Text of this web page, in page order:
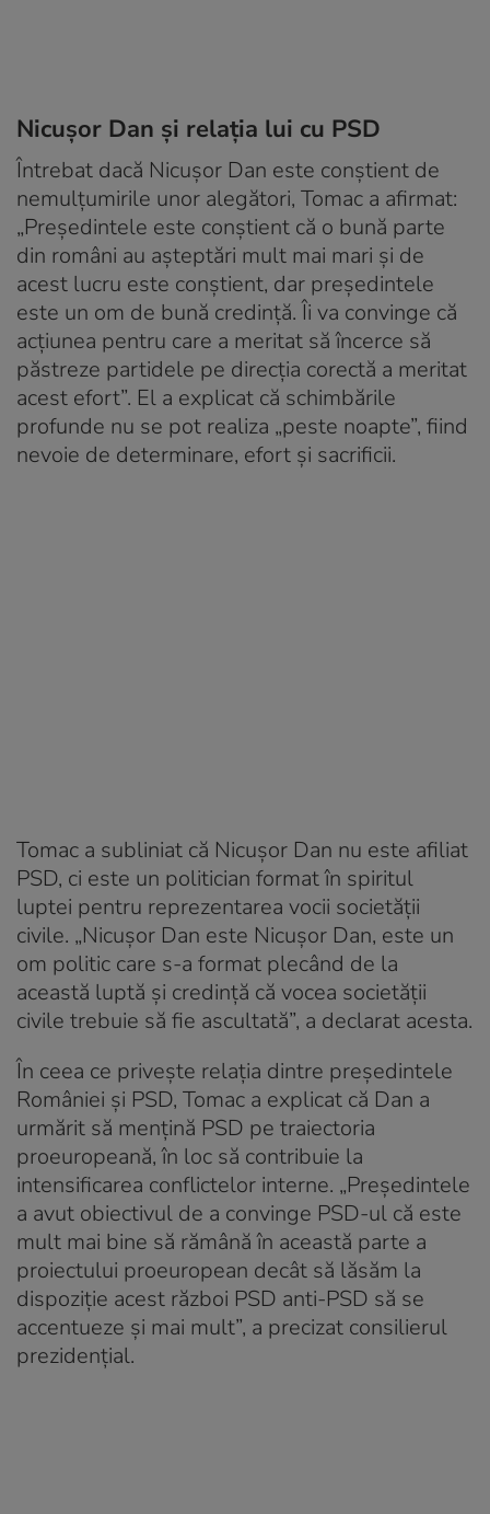
Nicușor Dan și relația lui cu PSD
Întrebat dacă Nicușor Dan este conștient de
nemulțumirile unor alegători, Tomac a afirmat:
„Președintele este conștient că o bună parte
din români au așteptări mult mai mari și de
acest lucru este conștient, dar președintele
este un om de bună credință. Îi va convinge că
acțiunea pentru care a meritat să încerce să
păstreze partidele pe direcția corectă a meritat
acest efort”. El a explicat că schimbările
profunde nu se pot realiza „peste noapte”, fiind
nevoie de determinare, efort și sacrificii.
Tomac a subliniat că Nicușor Dan nu este afiliat
PSD, ci este un politician format în spiritul
luptei pentru reprezentarea vocii societății
civile. „Nicușor Dan este Nicușor Dan, este un
om politic care s-a format plecând de la
această luptă și credință că vocea societății
civile trebuie să fie ascultată”, a declarat acesta.
În ceea ce privește relația dintre președintele
României și PSD, Tomac a explicat că Dan a
urmărit să mențină PSD pe traiectoria
proeuropeană, în loc să contribuie la
intensificarea conflictelor interne. „Președintele
a avut obiectivul de a convinge PSD-ul că este
mult mai bine să rămână în această parte a
proiectului proeuropean decât să lăsăm la
dispoziție acest război PSD anti-PSD să se
accentueze și mai mult”, a precizat consilierul
prezidențial.